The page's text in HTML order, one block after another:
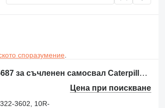
споразумение
Блок за управление Caterpillar ECM 210-0848 304-5687 за съчленен самосвал Caterpillar 725 730
Цена при поискване
3602, 10R-